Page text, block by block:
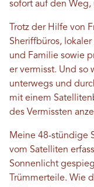
sofort auf den Weg,
Trotz der Hilfe von
Sheriffbüros,
und Familie sowie
er vermisst. Und so
unterwegs und
mit einem
des Vermissten
Meine 48-stündige
vom Satelliten
Sonnenlicht
Trümmerteile. Wie